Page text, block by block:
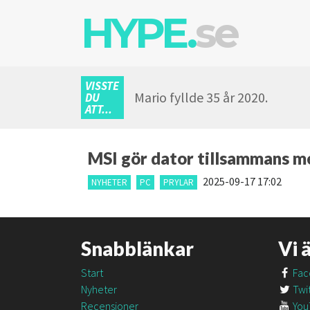
HYPE.se
VISSTE
DU
ATT...
Mario fyllde 35 år 2020.
MSI gör dator tillsammans
NYHETER PC PRYLAR 2025-09-17 17:02
Snabblänkar
Start
Nyheter
Recensioner
Vi